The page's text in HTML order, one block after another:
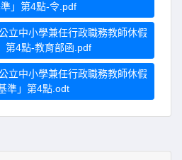
」第4點-令.pdf
立中小學兼任行政職務教師休假
第4點-教育部函.pdf
立中小學兼任行政職務教師休假
準」第4點.odt